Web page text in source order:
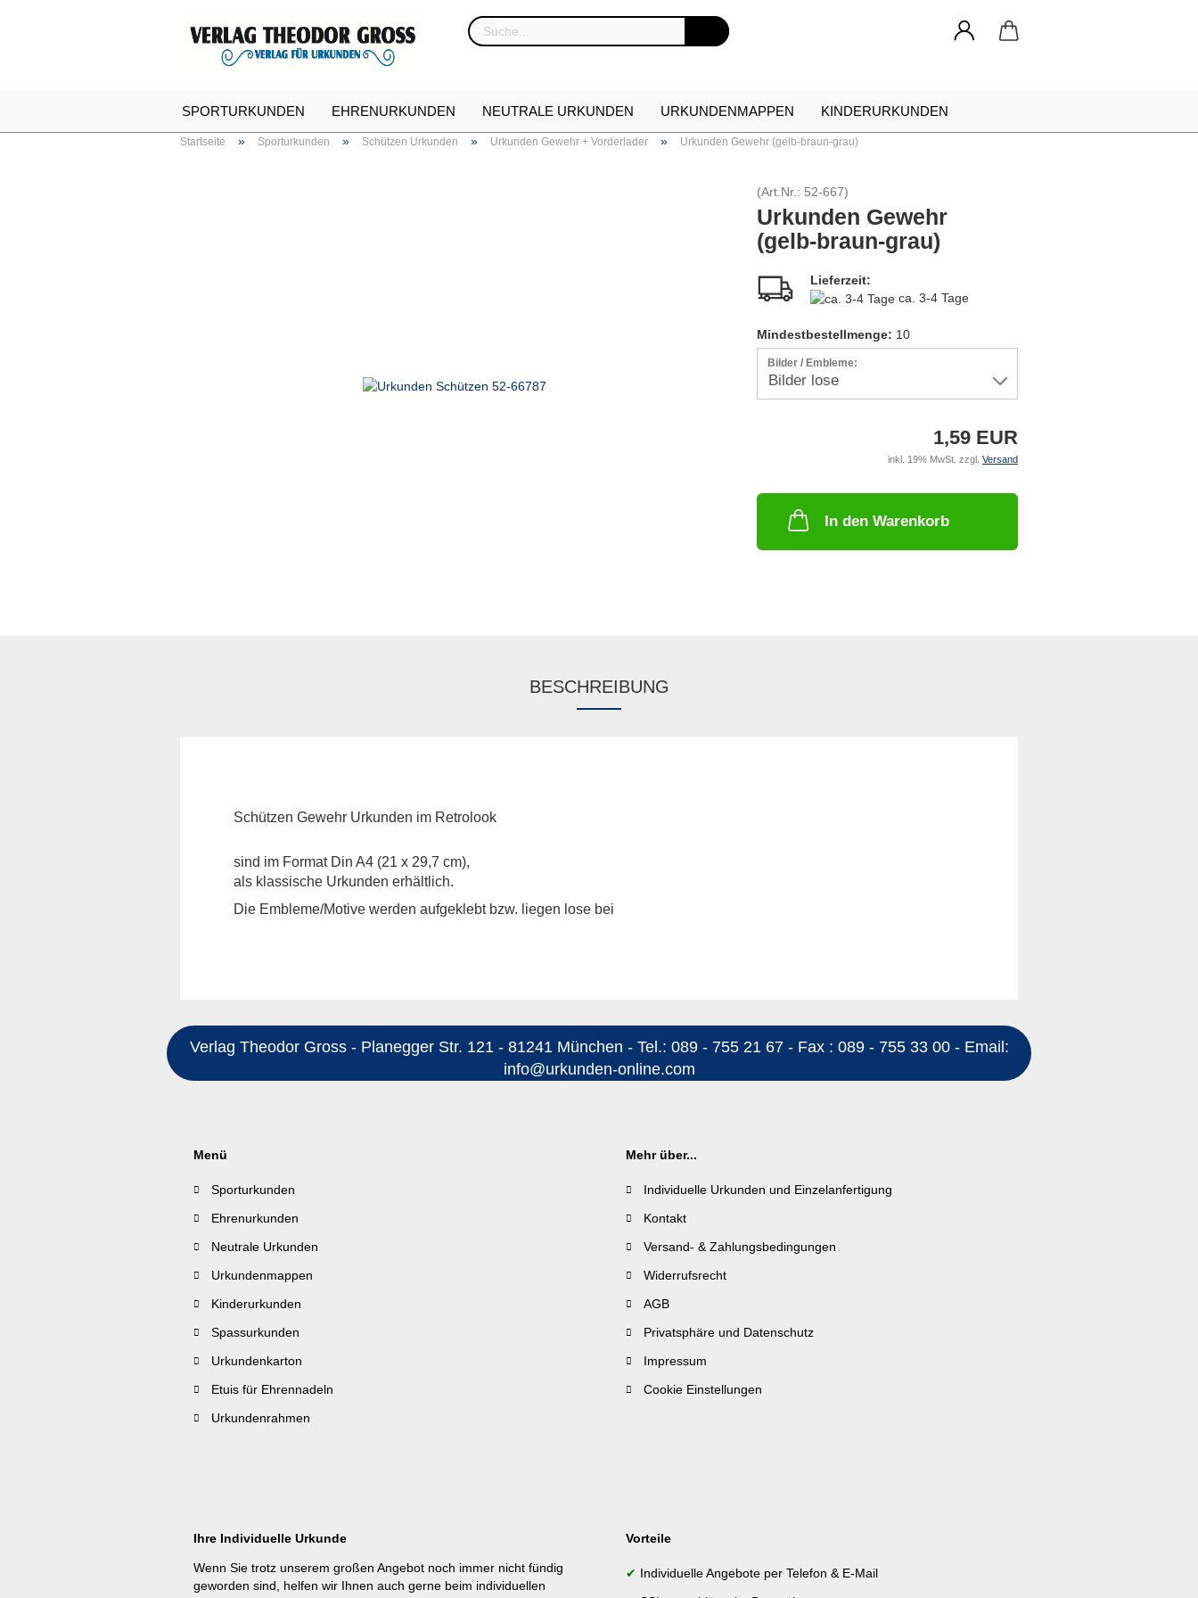
SPORTURKUNDEN EHRENURKUNDEN NEUTRALE URKUNDEN URKUNDENMAPPEN KINDERURKUNDEN
Startseite » Sporturkunden » Schützen Urkunden » Urkunden Gewehr + Vorderlader » Urkunden Gewehr (gelb-braun-grau)
(Art.Nr.: 52-667)
Urkunden Gewehr
(gelb-braun-grau)
Lieferzeit:
ca. 3-4 Tage
Mindestbestellmenge: 10
Bilder / Embleme:
1,59 EUR
inkl. 19% MwSt. zzgl. Versand
In den Warenkorb
BESCHREIBUNG
Schützen Gewehr Urkunden im Retrolook
sind im Format Din A4 (21 x 29,7 cm),
als klassische Urkunden erhältlich.
Die Embleme/Motive werden aufgeklebt bzw. liegen lose bei
Verlag Theodor Gross - Planegger Str. 121 - 81241 München - Tel.: 089 - 755 21 67 - Fax : 089 - 755 33 00 - Email:
info@urkunden-online.com
Menü
Sporturkunden
Ehrenurkunden
Neutrale Urkunden
Urkundenmappen
Kinderurkunden
Spassurkunden
Urkundenkarton
Etuis für Ehrennadeln
Urkundenrahmen
Mehr über...
Individuelle Urkunden und Einzelanfertigung
Kontakt
Versand- & Zahlungsbedingungen
Widerrufsrecht
AGB
Privatsphäre und Datenschutz
Impressum
Cookie Einstellungen
Ihre Individuelle Urkunde
Wenn Sie trotz unserem großen Angebot noch immer nicht fündig
geworden sind, helfen wir Ihnen auch gerne beim individuellen
Vorteile
✔ Individuelle Angebote per Telefon & E-Mail